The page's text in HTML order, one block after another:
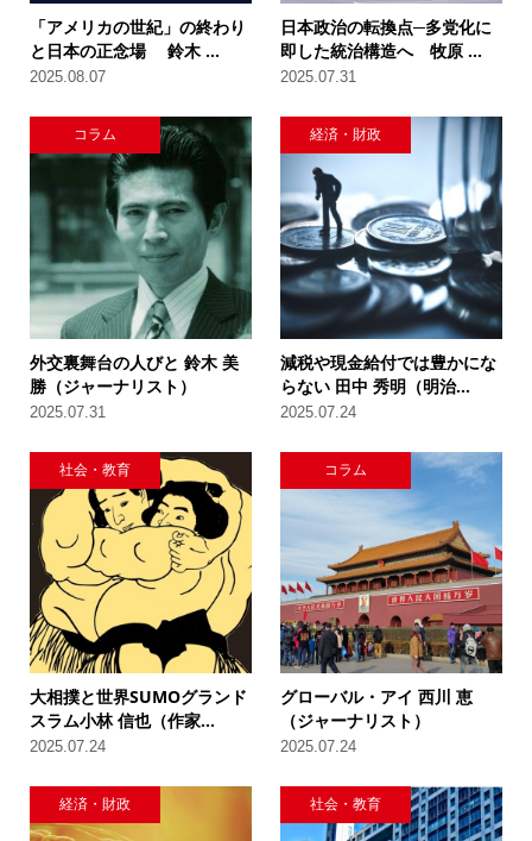
「アメリカの世紀」の終わり
と日本の正念場 鈴木 ...
2025.08.07
日本政治の転換点─多党化に
即した統治構造へ 牧原 ...
2025.07.31
コラム
外交裏舞台の人びと 鈴木 美
勝（ジャーナリスト）
2025.07.31
経済・財政
減税や現金給付では豊かにな
らない 田中 秀明（明治...
2025.07.24
社会・教育
大相撲と世界SUMOグランド
スラム小林 信也（作家...
2025.07.24
コラム
グローバル・アイ 西川 恵
（ジャーナリスト）
2025.07.24
経済・財政 社会・教育